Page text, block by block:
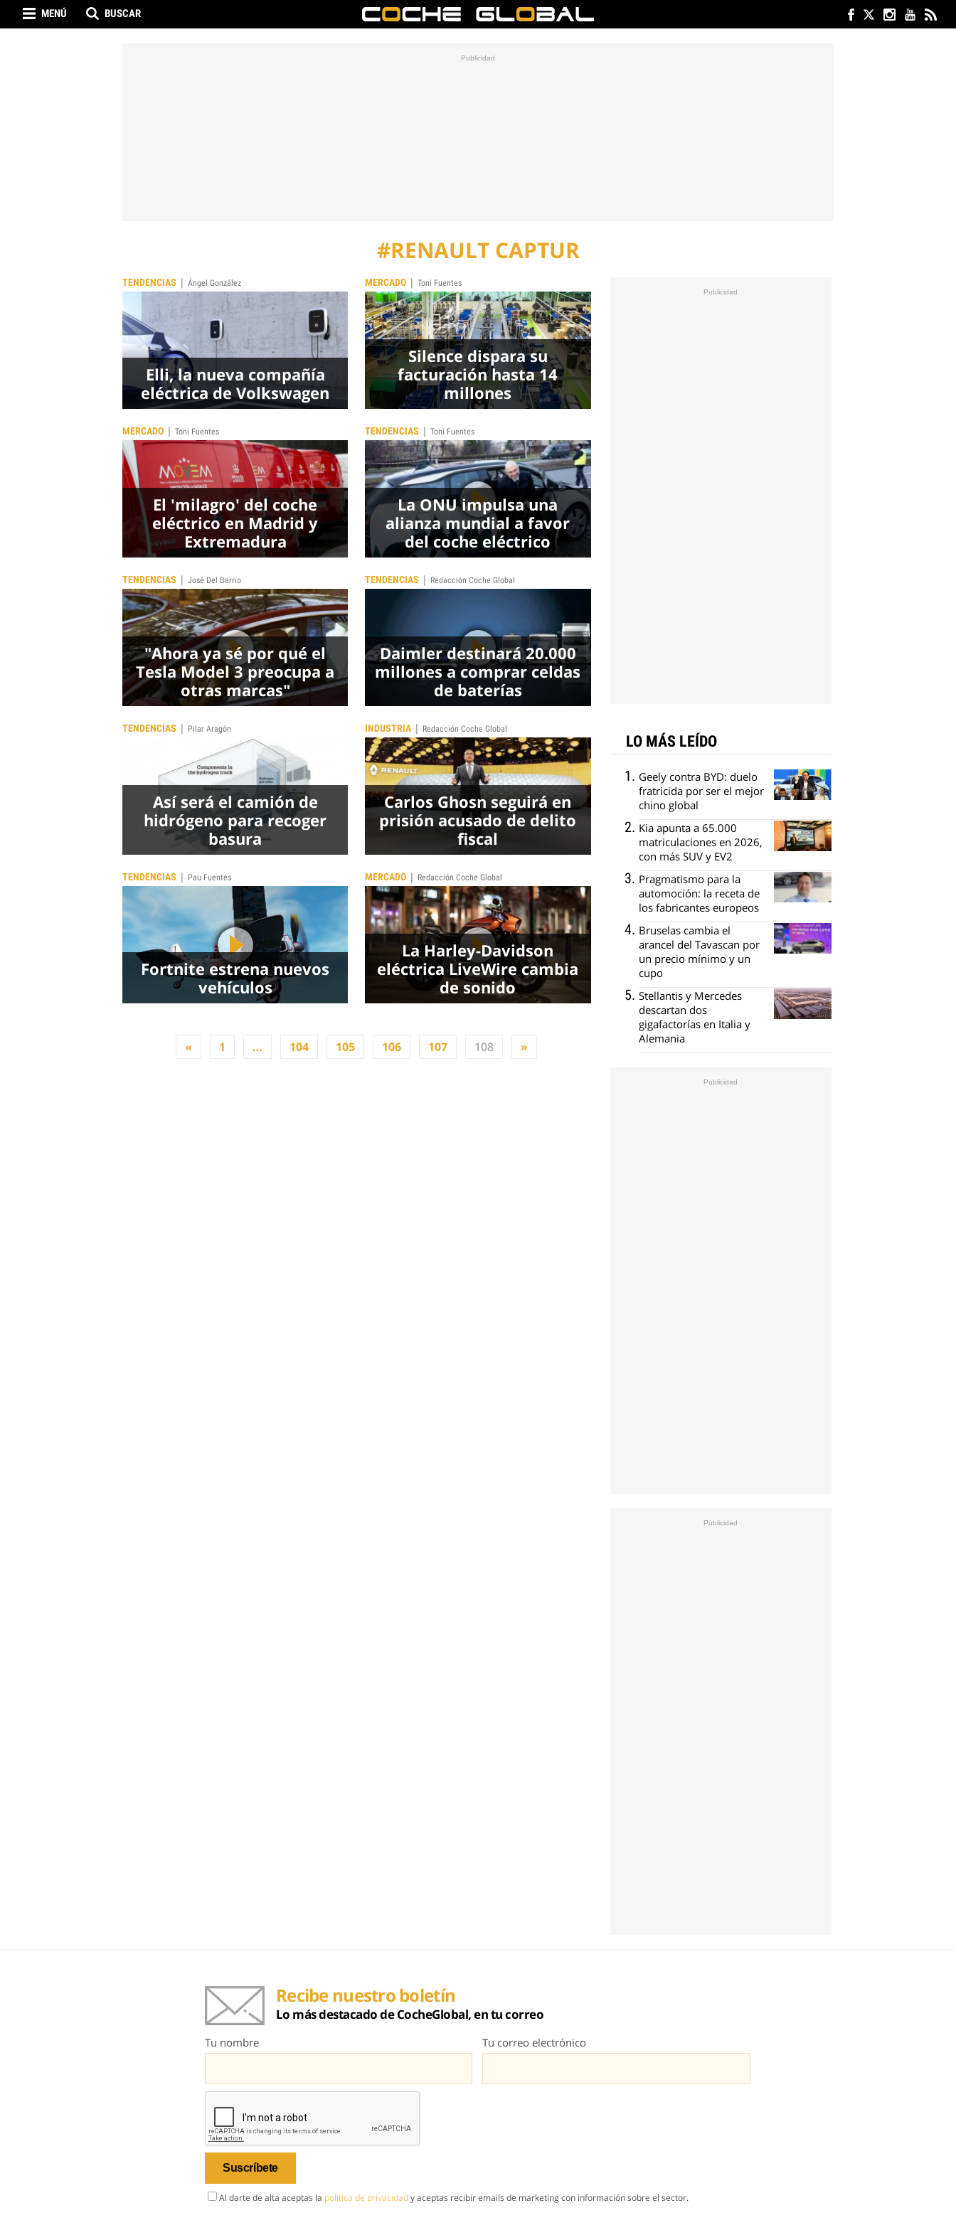
MENÚ BUSCAR
#RENAULT CAPTUR
TENDENCIAS | Ángel González
Elli, la nueva compañía
eléctrica de Volkswagen
MERCADO |Toni Fuentes
Silence dispara su
facturación hasta 14
millones
MERCADO | Toni Fuentes
El 'milagro' del coche
eléctrico en Madrid y
Extremadura
TENDENCIAS |Toni Fuentes
La ONU impulsa una
alianza mundial a favor
del coche eléctrico
TENDENCIAS | José Del Barrio
"Ahora ya sé por qué el
Tesla Model 3 preocupa a
otras marcas"
TENDENCIAS | Redacción Coche Global
Daimler destinará 20.000
millones a comprar celdas
de baterías
TENDENCIAS | Pilar Aragón
Así será el camión de
hidrógeno para recoger
basura
INDUSTRIA | Redacción Coche Global
Carlos Ghosn seguirá en
prisión acusado de delito
fiscal
TENDENCIAS | Pau Fuentes
Fortnite estrena nuevos
vehículos
MERCADO | Redacción Coche Global
La Harley-Davidson
eléctrica LiveWire cambia
de sonido
« 1 … 104 105 106 107 108 »
LO MÁS LEÍDO
Geely contra BYD: duelo
fratricida por ser el mejor
chino global
Kia apunta a 65.000
matriculaciones en 2026,
con más SUV y EV2
Pragmatismo para la
automoción: la receta de
los fabricantes europeos
Bruselas cambia el
arancel del Tavascan por
un precio mínimo y un
cupo
Stellantis y Mercedes
descartan dos
gigafactorías en Italia y
Alemania
Recibe nuestro boletín
Lo más destacado de CocheGlobal, en tu correo
Tu nombre Tu correo electrónico
Al darte de alta aceptas la política de privacidady aceptas recibir emails de marketing con información sobre el sector.